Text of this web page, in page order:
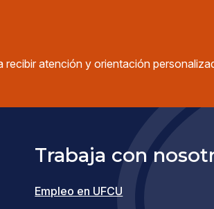
atención y orientación
Trabaja con
Empleo en UFCU